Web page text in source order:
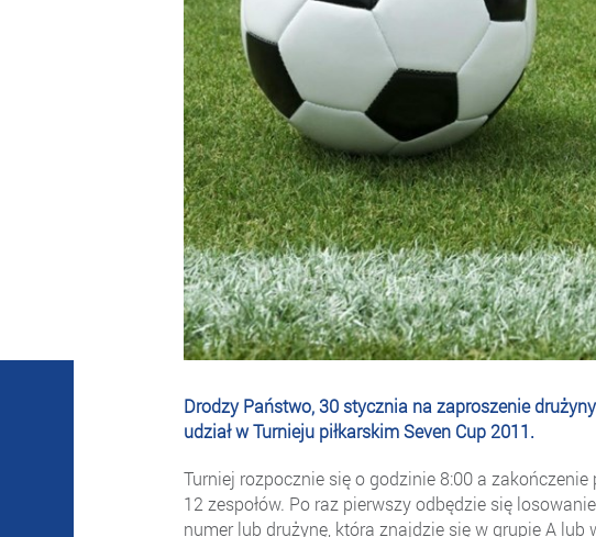
Drodzy Państwo, 30 stycznia na zaproszenie
udział w Turnieju piłkarskim Seven Cup 2011.
Turniej rozpocznie się o godzinie 8:00 a
12 zespołów. Po raz pierwszy odbędzie się
numer lub drużynę, która znajdzie się w grupie A